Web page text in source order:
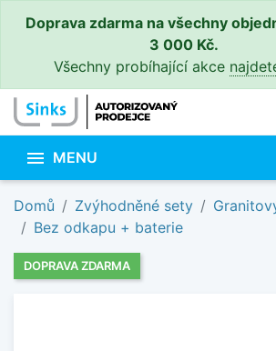
Doprava zdarma na všechny
3 000 Kč.
Všechny probíhající akce
 MENU
Domů Zvýhodněné sety
Bez odkapu + baterie
DOPRAVA ZDARMA